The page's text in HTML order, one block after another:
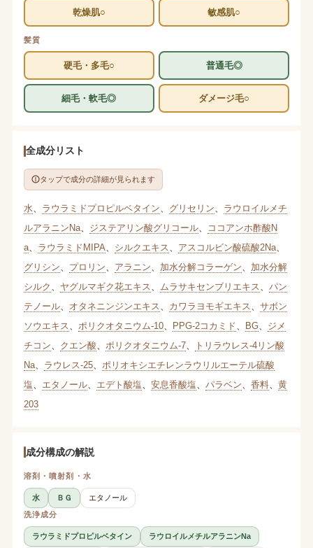
乾燥肌○ 敏感肌○
髪質
硬毛・多毛○ 普通毛◎
細毛・軟毛◎ ダメージ毛○
全成分リスト
タップで成分の詳細が見られます
水 ラウラミドプロピルベタイン グリセリン
ラウロイルメチ
ルアラニンNa、 ジステアリン酸グリコール、
ココアンホ酢酸N
a、 ラウラミドMIPA シルクエキス アスコルビン酸硫酸2Na、
グリシン
プロリン アラニン 加水分解コラーゲン
加水分解
シルク
ヤグルマギク花エキス ムラサキセンブリエキス
パン
テノール、 オタネニンジンエキス カワラヨモギエキス
サボン
ソウエキス
ポリクオタニウム-10、 PPG-2コカミド BG、 ジメ
チコン
クエン酸 ポリクオタニウム-7、
トリラウレス-4リン酸
Na、 ラウレス-25、 ポリオキシエチレンラウリルエーテル硫酸
塩
エタノール、 エデト酸塩 安息香酸塩 パラベン 香料、 黄
203
成分構成の解説
溶剤・噴射剤・水
水 ＢＧ
エタノール
洗浄成分
ラウラミドプロピルベタイン ラウロイルメチルアラニンNa